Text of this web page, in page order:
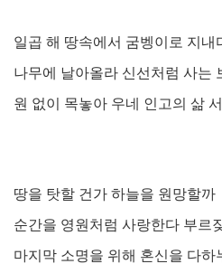
일곱 해 땅속에서 굼벵이로 지내
나무에 날아올라 신선처럼 사는
원 없이 목놓아 우네 인고의 삶
땅을 탓할 건가 하늘을 원망할까
순간을 영원처럼 사랑한다 부르
마지막 소명을 위해 혼신을 다하